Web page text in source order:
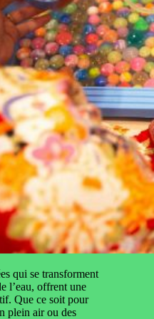
qui se transforment
l’eau, offrent une
Que ce soit pour
plein air ou des